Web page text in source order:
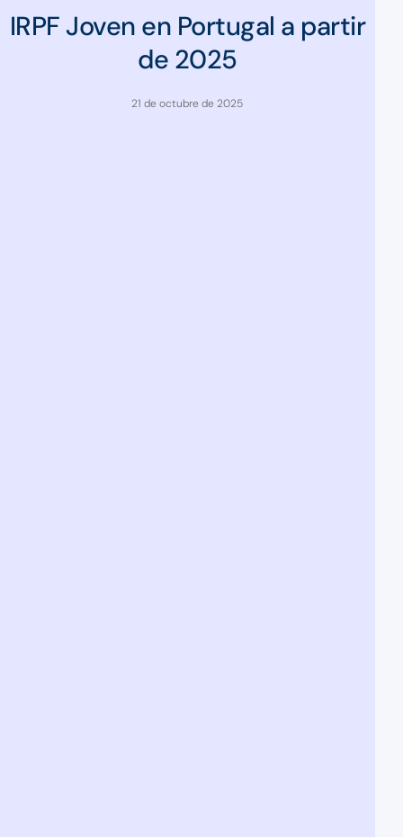
IRPF Joven en Portugal a partir
de 2025
21 de octubre de 2025